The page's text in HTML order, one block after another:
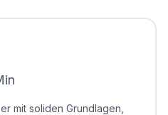
mit soliden Grundlagen,